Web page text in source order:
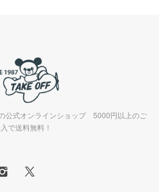
公式オンラインショップ 5000円以上のご
で送料無料！